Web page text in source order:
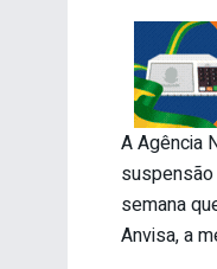
A Agência
semana
Anvisa, a